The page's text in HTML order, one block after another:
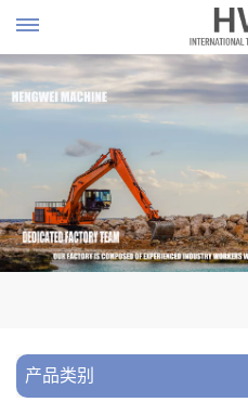
产品类别